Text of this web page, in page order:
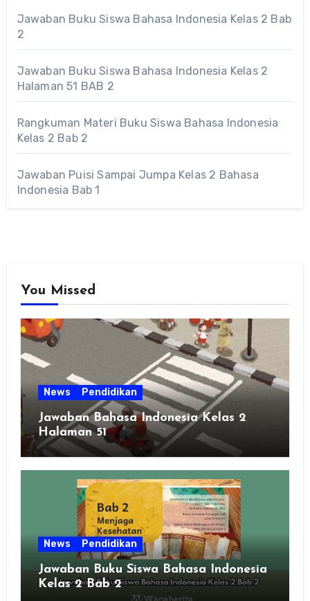
Jawaban Buku Siswa Bahasa Indonesia Kelas 2 Bab
2
Jawaban Buku Siswa Bahasa Indonesia Kelas 2
Halaman 51 BAB 2
Rangkuman Materi Buku Siswa Bahasa Indonesia
Kelas 2 Bab 2
Jawaban Puisi Sampai Jumpa Kelas 2 Bahasa
Indonesia Bab 1
You Missed
News Pendidikan
Jawaban Bahasa Indonesia Kelas 2
Halaman 51
News Pendidikan
Jawaban Buku Siswa Bahasa Indonesia
Kelas 2 Bab 2